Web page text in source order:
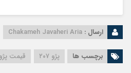
ارسال : Chakameh Javaheri Aria
برچسب ها پژو ۲۰۷ قیمت پژو ۲۰۷